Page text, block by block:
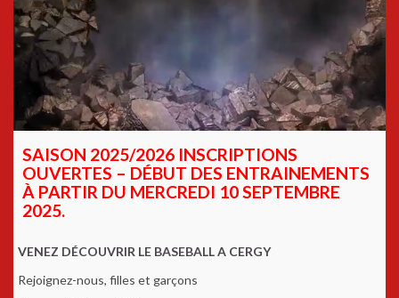
SAISON 2025/2026 INSCRIPTIONS
OUVERTES – DÉBUT DES ENTRAINEMENTS
À PARTIR DU MERCREDI 10 SEPTEMBRE
2025.
VENEZ DÉCOUVRIR LE BASEBALL A CERGY
Rejoignez-nous, filles et garçons